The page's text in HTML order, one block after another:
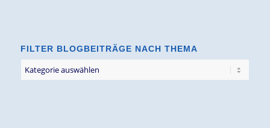
FILTER BLOGBEITRÄGE NACH THEMA
Blogbeiträge